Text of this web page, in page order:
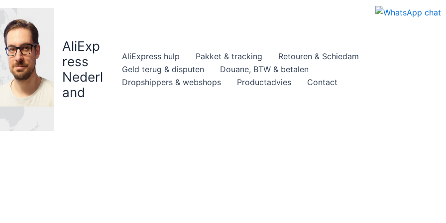
AliExp
ress
Nederl
and
AliExpress hulp Pakket & tracking
Retouren & Schiedam
Geld terug & disputen
Douane, BTW & betalen
Dropshippers & webshops
Productadvies Contact